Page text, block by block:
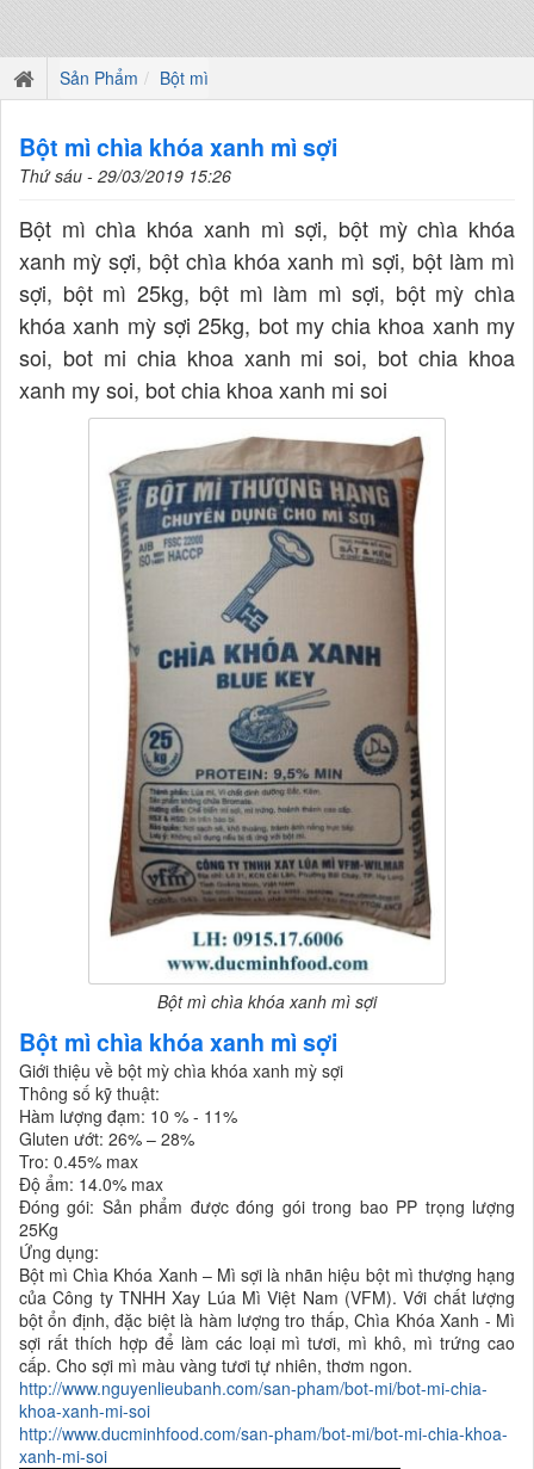
Sản Phẩm Bột mì
Bột mì chìa khóa xanh mì sợi
Thứ sáu - 29/03/2019 15:26
Bột mì chìa khóa xanh mì sợi, bột mỳ chìa khóa
xanh mỳ sợi, bột chìa khóa xanh mì sợi, bột làm mì
sợi, bột mì 25kg, bột mì làm mì sợi, bột mỳ chìa
khóa xanh mỳ sợi 25kg, bot my chia khoa xanh my
soi, bot mi chia khoa xanh mi soi, bot chia khoa
xanh my soi, bot chia khoa xanh mi soi
Bột mì chìa khóa xanh mì sợi
Bột mì chìa khóa xanh mì sợi
Giới thiệu về bột mỳ chìa khóa xanh mỳ sợi
Thông số kỹ thuật:
Hàm lượng đạm: 10 % - 11%
Gluten ướt: 26% – 28%
Tro: 0.45% max
Độ ẩm: 14.0% max
Đóng gói: Sản phẩm được đóng gói trong bao PP trọng lượng
25Kg
Ứng dụng:
Bột mì Chìa Khóa Xanh – Mì sợi là nhãn hiệu bột mì thượng hạng
của Công ty TNHH Xay Lúa Mì Việt Nam (VFM). Với chất lượng
bột ổn định, đặc biệt là hàm lượng tro thấp, Chìa Khóa Xanh - Mì
sợi rất thích hợp để làm các loại mì tươi, mì khô, mì trứng cao
cấp. Cho sợi mì màu vàng tươi tự nhiên, thơm ngon.
http://www.nguyenlieubanh.com/san-pham/bot-mi/bot-mi-chia-
khoa-xanh-mi-soi
http://www.ducminhfood.com/san-pham/bot-mi/bot-mi-chia-khoa-
xanh-mi-soi